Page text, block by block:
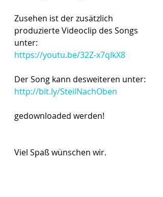
Zusehen ist der zusätzlich
produzierte Videoclip des Songs
unter:
https://youtu.be/32Z-x7qIkX8
Der Song kann desweiteren unter:
http://bit.ly/SteilNachOben
gedownloaded werden!
Viel Spaß wünschen wir.